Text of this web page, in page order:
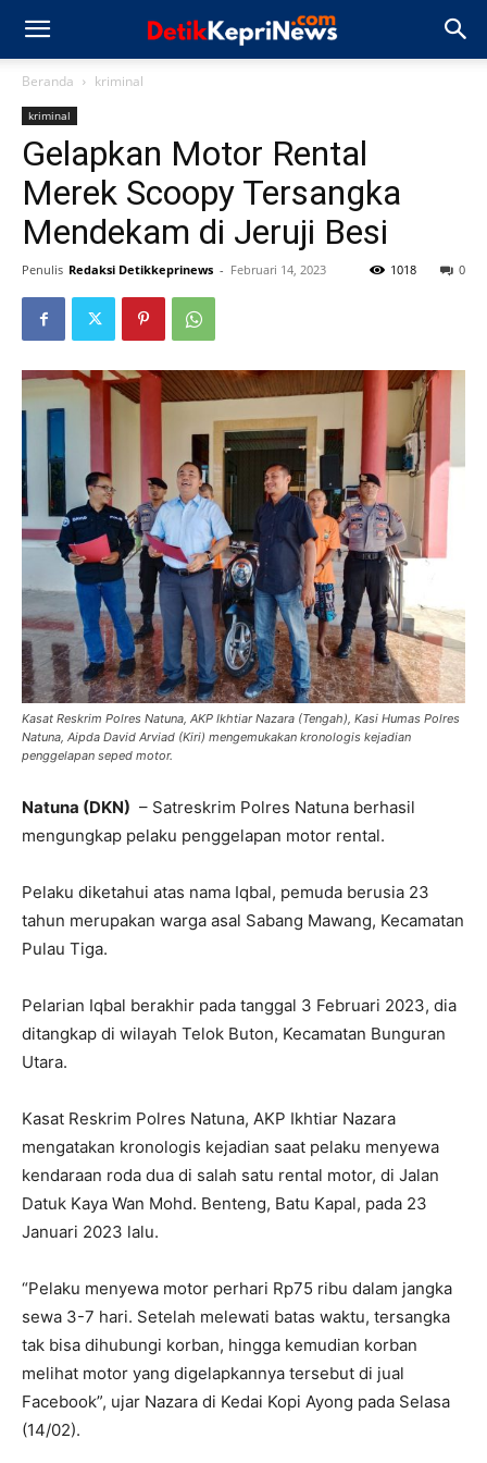
Beranda kriminal
kriminal
Gelapkan Motor Rental
Merek Scoopy Tersangka
Mendekam di Jeruji Besi
Penulis Redaksi Detikkeprinews - Februari 14, 2023 0
1018
Kasat Reskrim Polres Natuna, AKP Ikhtiar Nazara (Tengah), Kasi Humas Polres
Natuna, Aipda David Arviad (Kiri) mengemukakan kronologis kejadian
penggelapan seped motor.
Natuna (DKN) – Satreskrim Polres Natuna berhasil
mengungkap pelaku penggelapan motor rental.
Pelaku diketahui atas nama Iqbal, pemuda berusia 23
tahun merupakan warga asal Sabang Mawang, Kecamatan
Pulau Tiga.
Pelarian Iqbal berakhir pada tanggal 3 Februari 2023, dia
ditangkap di wilayah Telok Buton, Kecamatan Bunguran
Utara.
Kasat Reskrim Polres Natuna, AKP Ikhtiar Nazara
mengatakan kronologis kejadian saat pelaku menyewa
kendaraan roda dua di salah satu rental motor, di Jalan
Datuk Kaya Wan Mohd. Benteng, Batu Kapal, pada 23
Januari 2023 lalu.
“Pelaku menyewa motor perhari Rp75 ribu dalam jangka
sewa 3-7 hari. Setelah melewati batas waktu, tersangka
tak bisa dihubungi korban, hingga kemudian korban
melihat motor yang digelapkannya tersebut di jual
Facebook”, ujar Nazara di Kedai Kopi Ayong pada Selasa
(14/02).